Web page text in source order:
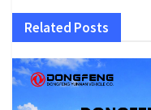
Related Posts